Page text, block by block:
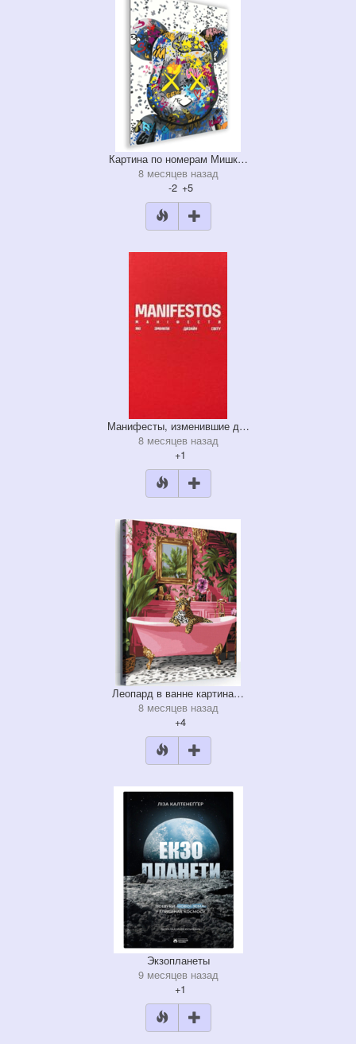
Картина по номерам Мишк…
8 месяцев назад
-2+5
Манифесты, изменившие д…
8 месяцев назад
+1
Леопард в ванне картина…
8 месяцев назад
+4
Экзопланеты
9 месяцев назад
+1